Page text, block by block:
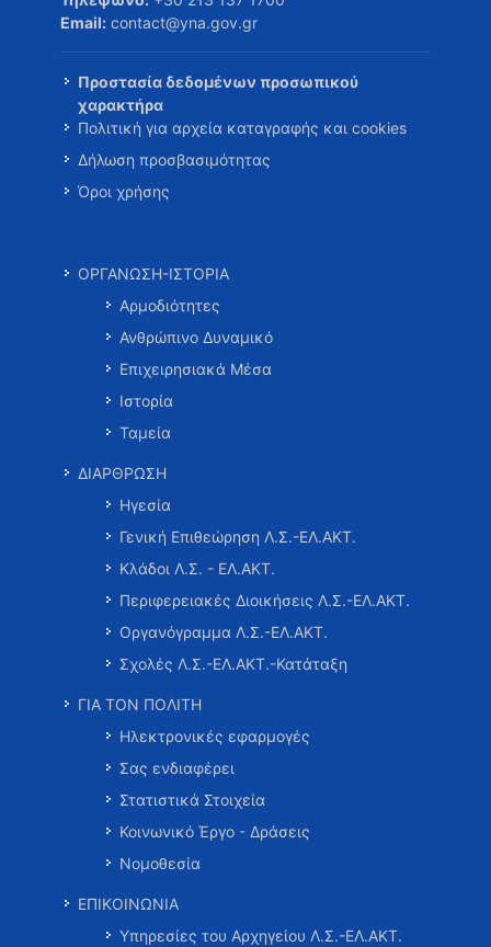
Email: contact@yna.gov.gr
Προστασία δεδομένων προσωπικού
χαρακτήρα
Πολιτική για αρχεία καταγραφής και cookies
Δήλωση προσβασιμότητας
Όροι χρήσης
ΟΡΓΑΝΩΣΗ-ΙΣΤΟΡΙΑ
Αρμοδιότητες
Ανθρώπινο Δυναμικό
Επιχειρησιακά Μέσα
Ιστορία
Ταμεία
ΔΙΑΡΘΡΩΣΗ
Ηγεσία
Γενική Επιθεώρηση Λ.Σ.-ΕΛ.ΑΚΤ.
Κλάδοι Λ.Σ. - ΕΛ.ΑΚΤ.
Περιφερειακές Διοικήσεις Λ.Σ.-ΕΛ.ΑΚΤ.
Οργανόγραμμα Λ.Σ.-ΕΛ.ΑΚΤ.
Σχολές Λ.Σ.-ΕΛ.ΑΚΤ.-Κατάταξη
ΓΙΑ ΤΟΝ ΠΟΛΙΤΗ
Ηλεκτρονικές εφαρμογές
Σας ενδιαφέρει
Στατιστικά Στοιχεία
Κοινωνικό Έργο - Δράσεις
Νομοθεσία
ΕΠΙΚΟΙΝΩΝΙΑ
Υπηρεσίες του Αρχηγείου Λ.Σ.-ΕΛ.ΑΚΤ.